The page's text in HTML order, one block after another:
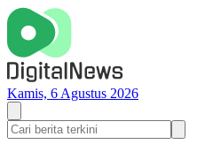
Kamis, 6 Agustus 2026